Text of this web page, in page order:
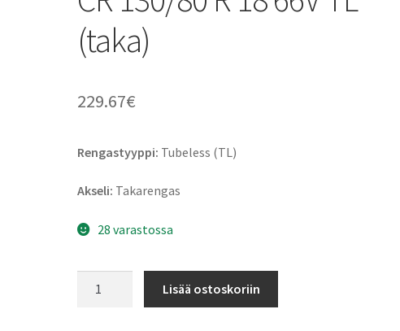
(taka)
229.67€
Rengastyyppi: Tubeless (TL)
Akseli: Takarengas
28 varastossa
Lisää ostoskoriin